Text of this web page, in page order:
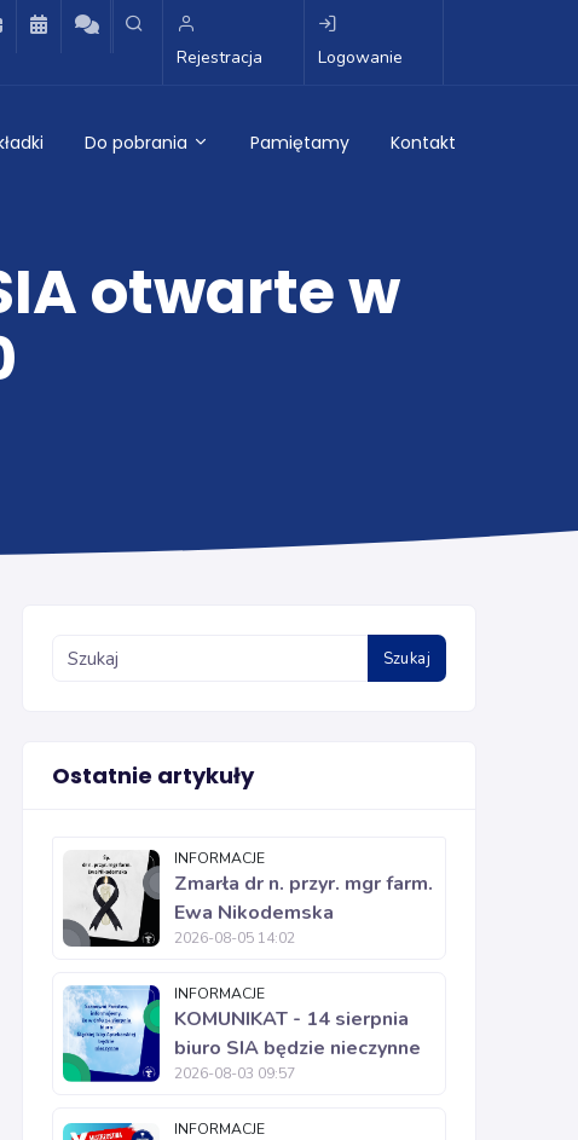
Rejestracja Logowanie
Do pobrania Pamiętamy Kontakt
otwarte w
Szukaj
Ostatnie artykuły
INFORMACJE
Zmarła dr n. przyr. mgr farm.
Ewa Nikodemska
2026-08-05 14:02
INFORMACJE
KOMUNIKAT - 14 sierpnia
biuro SIA będzie nieczynne
2026-08-03 09:57
INFORMACJE